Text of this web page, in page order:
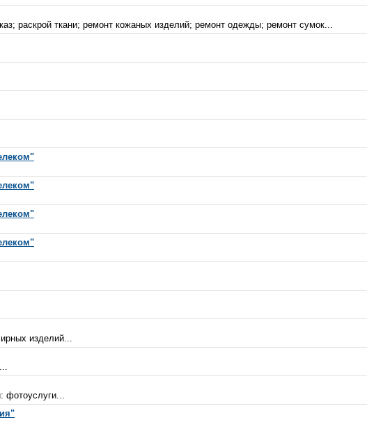
раскрой ткани; ремонт кожаных изделий; ремонт одежды; ремонт сумок...
изделий...
фотоуслуги...